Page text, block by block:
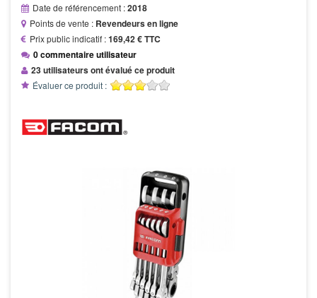
Date de référencement :2018
Points de vente : Revendeurs en ligne
Prix public indicatif :169,42 € TTC
0 commentaire utilisateur
23 utilisateurs ont évalué ce produit
Évaluer ce produit :